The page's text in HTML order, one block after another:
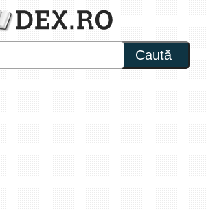
Caută